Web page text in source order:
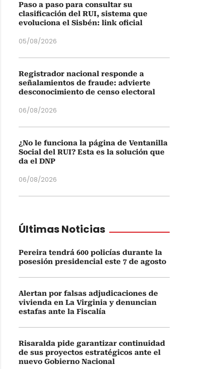
Paso a paso para consultar su
clasificación del RUI, sistema que
evoluciona el Sisbén: link oficial
05/08/2026
Registrador nacional responde a
señalamientos de fraude: advierte
desconocimiento de censo electoral
06/08/2026
¿No le funciona la página de Ventanilla
Social del RUI? Esta es la solución que
da el DNP
06/08/2026
Últimas Noticias
Pereira tendrá 600 policías durante la
posesión presidencial este 7 de agosto
Alertan por falsas adjudicaciones de
vivienda en La Virginia y denuncian
estafas ante la Fiscalía
Risaralda pide garantizar continuidad
de sus proyectos estratégicos ante el
nuevo Gobierno Nacional